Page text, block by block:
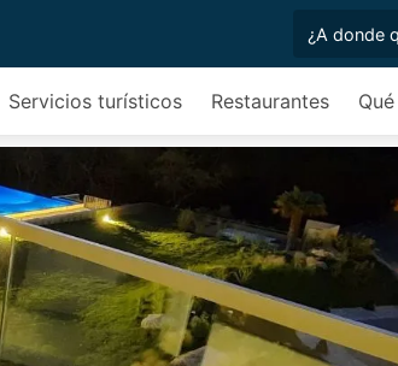
Servicios turísticos Restaurantes